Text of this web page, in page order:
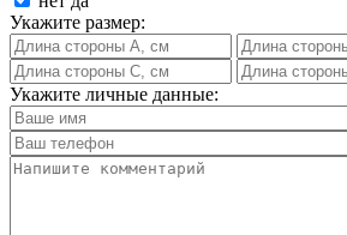
Укажите размер:
Укажите личные данные: